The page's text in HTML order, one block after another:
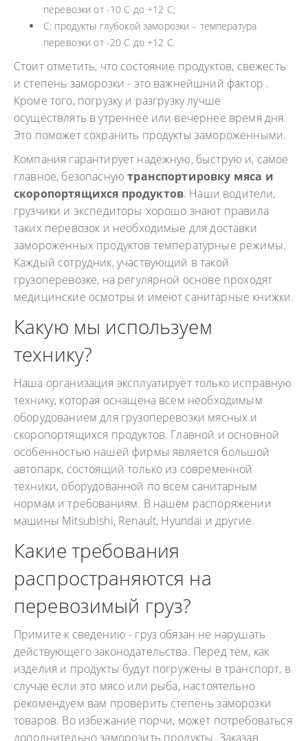
перевозки от -10 С до +12 С;
С: продукты глубокой заморозки – температура
перевозки от -20 С до +12 С.
Стоит отметить, что состояние продуктов, свежесть
и степень заморозки - это важнейшний фактор .
Кроме того, погрузку и разгрузку лучше
осуществлять в утреннее или вечернее время дня.
Это поможет сохранить продукты замороженными.
Компания гарантирует надёжную, быструю и, самое
главное, безопаснуютранспортировку мяса и
скоропортящихся продуктов. Наши водители,
грузчики и экспедиторы хорошо знают правила
таких перевозок и необходимые для доставки
замороженных продуктов температурные режимы.
Каждый сотрудник, участвующий в такой
грузоперевозке, на регулярной основе проходят
медицинские осмотры и имеют санитарные книжки.
Какую мы используем
технику?
Наша организация эксплуатирует только исправную
технику, которая оснащена всем необходимым
оборудованием для грузоперевозки мясных и
скоропортящихся продуктов. Главной и основной
особенностью нашей фирмы является большой
автопарк, состоящий только из современной
техники, оборудованной по всем санитарным
нормам и требованиям. В нашем распоряжении
машины Mitsubishi, Renault, Hyundai и другие.
Какие требования
распространяются на
перевозимый груз?
Примите к сведению - груз обязан не нарушать
действующего законодательства. Перед тем, как
изделия и продукты будут погружены в транспорт, в
случае если это мясо или рыба, настоятельно
рекомендуем вам проверить степень заморозки
товаров. Во избежание порчи, может потребоваться
дополнительно заморозить продукты. Заказав